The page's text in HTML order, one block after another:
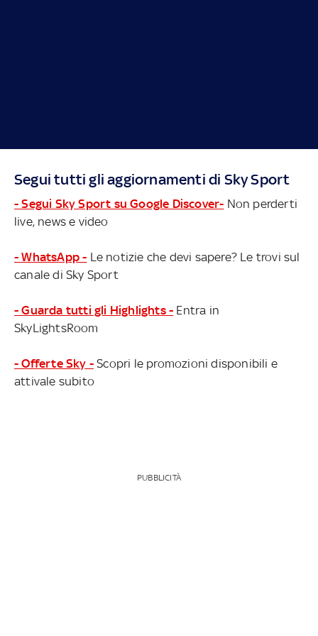
Segui tutti gli aggiornamenti di Sky Sport
- Segui Sky Sport su Google Discover- Non perderti
live, news e video
- WhatsApp - Le notizie che devi sapere? Le trovi sul
canale di Sky Sport
- Guarda tutti gli Highlights - Entra in
SkyLightsRoom
- Offerte Sky - Scopri le promozioni disponibili e
attivale subito
PUBBLICITÀ